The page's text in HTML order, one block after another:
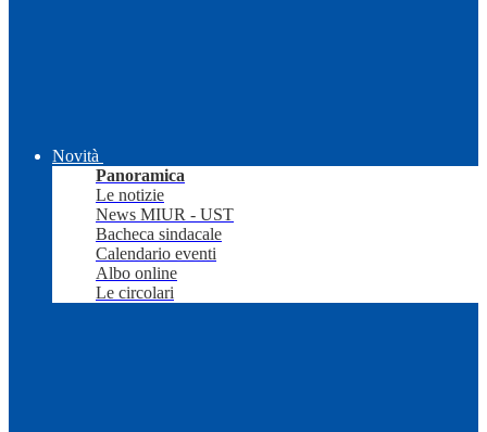
Novità
Panoramica
Le notizie
News MIUR - UST
Bacheca sindacale
Calendario eventi
Albo online
Le circolari